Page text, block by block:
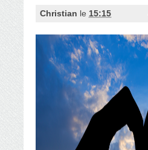
Christian le 15:15